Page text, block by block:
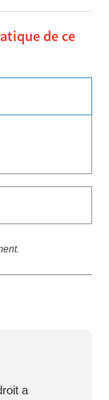
de ce
a